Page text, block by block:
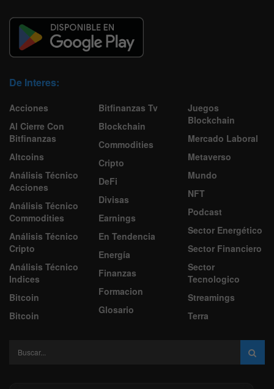
De Interes:
Acciones
Al Cierre Con
Bitfinanzas
Altcoins
Análisis Técnico
Acciones
Análisis Técnico
Commodities
Análisis Técnico
Cripto
Análisis Técnico
Indices
Bitcoin
Bitcoin
Bitfinanzas Tv
Blockchain
Commodities
Cripto
DeFi
Divisas
Earnings
En Tendencia
Energía
Finanzas
Formacion
Glosario
Juegos
Blockchain
Mercado Laboral
Metaverso
Mundo
NFT
Podcast
Sector Energético
Sector Financiero
Sector
Tecnologico
Streamings
Terra